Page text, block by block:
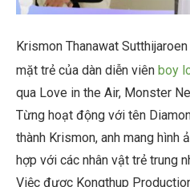
Krismon Thanawat
mặt trẻ của dàn diễn viên boy
qua Love in the Air, Monster
Từng hoạt động với tên
thành Krismon, anh mang hình
hợp với các nhân vật trẻ trung
Việc được Kongthup